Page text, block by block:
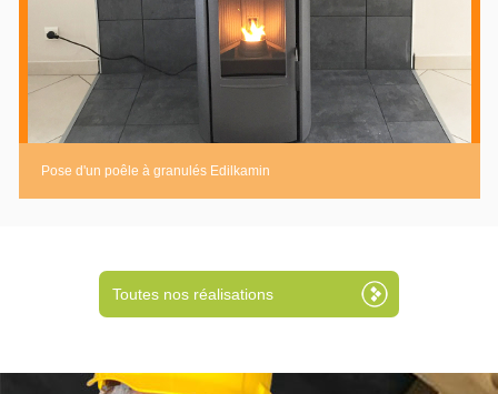
Pose d'un poêle à granulés Edilkamin
Toutes nos réalisations